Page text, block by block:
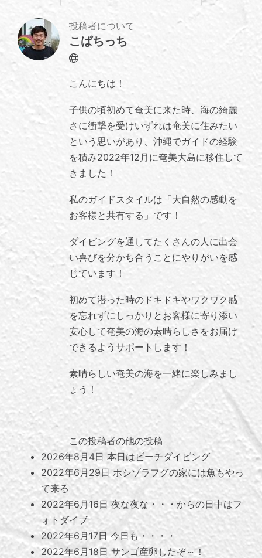
投稿者について
こばちっち
Website
こんにちは！
子供の頃初めて奄美に来た時、海の綺麗
さに衝撃を受けいずれは奄美に住みたい
という思いがあり、沖縄でガイドの経験
を積み2022年12月に奄美大島に移住して
きました！
私のガイドスタイルは「大自然の感動を
お客様と共有する」です！
ダイビングを通してたくさんの人に出会
い喜びを分かち合うことにやりがいを感
じています！
初めて潜った時のドキドキやワクワク感
を忘れずにしっかりとお客様に寄り添い
安心して奄美の海の素晴らしさをお届け
できるようサポートします！
素晴らしい奄美の海を一緒に楽しみまし
ょう！
この投稿者の他の投稿
2026年8月4日 本日はビーチダイビング
2022年6月29日 ホシゾラフグの家には魚もやっ
て来る
2022年6月16日夜な夜な・・・からの日中はフ
ォトダイブ
2022年6月17日今日も・・・・
2022年6月18日 サンゴ産卵したぞ～！